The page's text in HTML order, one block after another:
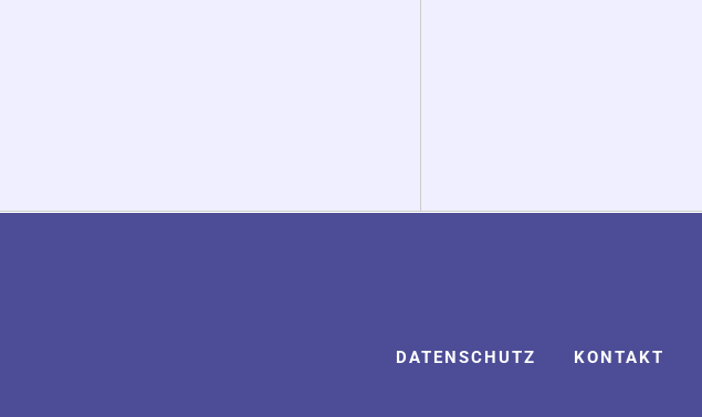
DATENSCHUTZ KONTAKT